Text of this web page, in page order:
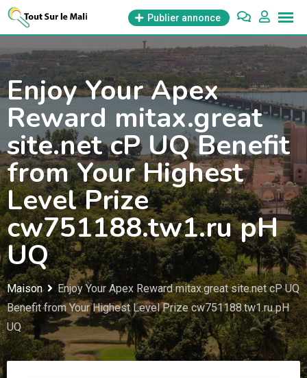
Aller
contenu
Publier annonce
Enjoy Your Apex
Reward mitax.great
site.net cP UQ Benefit
from Your Highest
Level Prize
cw751188.tw1.ru pH
UQ
Maison
Enjoy Your Apex Reward mitax.great site.net cP UQ
Benefit from Your Highest Level Prize cw751188.tw1.ru pH
UQ